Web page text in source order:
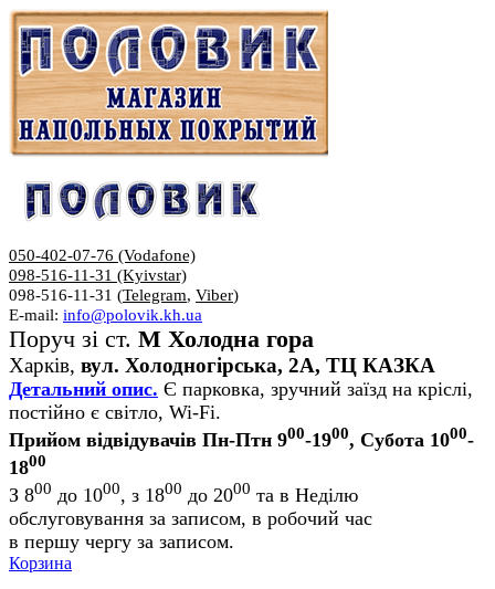
050-402-07-76 (Vodafone)
098-516-11-31 (Kyivstar)
098-516-11-31 (Telegram, Viber)
E-mail: info@polovik.kh.ua
Поруч зі ст. М Холодна гора
Харків, вул. Холодногірська, 2А, ТЦ КАЗКА
Детальний опис. Є парковка, зручний заїзд на кріслі,
постійно є світло, Wi-Fi.
Прийом відвідувачів Пн-Птн 900-1900, Субота 1000-
1800
З 800 до 1000, з 1800 до 2000 та в Неділю
обслуговування за записом, в робочий час
в першу чергу за записом.
Корзина